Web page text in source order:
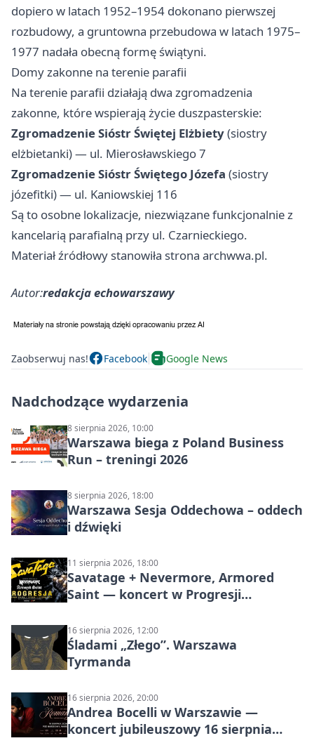
dopiero w latach 1952–1954 dokonano pierwszej
rozbudowy, a gruntowna przebudowa w latach 1975–
1977 nadała obecną formę świątyni.
Domy zakonne na terenie parafii
Na terenie parafii działają dwa zgromadzenia
zakonne, które wspierają życie duszpasterskie:
Zgromadzenie Sióstr Świętej Elżbiety(siostry
elżbietanki) — ul. Mierosławskiego 7
Zgromadzenie Sióstr Świętego Józefa (siostry
józefitki) — ul. Kaniowskiej 116
Są to osobne lokalizacje, niezwiązane funkcjonalnie z
kancelarią parafialną przy ul. Czarnieckiego.
Materiał źródłowy stanowiła strona archwwa.pl.
Autor:redakcja echowarszawy
Zaobserwuj nas! Facebook Google News
Nadchodzące wydarzenia
8 sierpnia 2026, 10:00
Warszawa biega z Poland Business
Run – treningi 2026
8 sierpnia 2026, 18:00
Warszawa Sesja Oddechowa – oddech
i dźwięki
11 sierpnia 2026, 18:00
Savatage + Nevermore, Armored
Saint — koncert w Progresji
16 sierpnia 2026, 12:00
Śladami „Złego”. Warszawa
Tyrmanda
16 sierpnia 2026, 20:00
Andrea Bocelli w Warszawie —
koncert jubileuszowy 16 sierpnia